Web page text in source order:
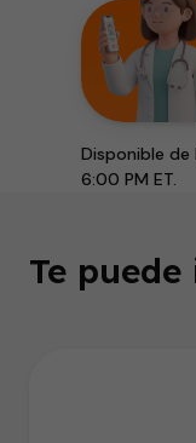
Disponible de
6:00 PM ET.
Te